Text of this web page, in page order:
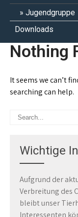
Jugendgruppe
Downloads
Nothing
It seems we can’t
searching can help.
Wichtige
Aufgrund der
Verbreitung des
bleibt unser
Interessenten